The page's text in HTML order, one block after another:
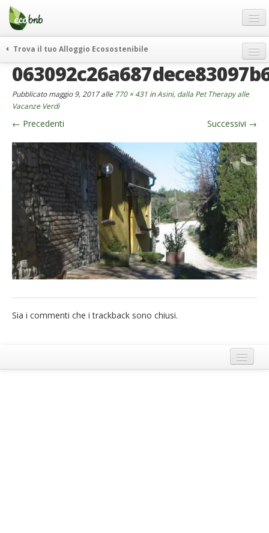
Menu
Salta
contenuto
Offerte Speciali
Regali
FAQ
Chi Siamo
Partner
Contatti
Italiano
German
English
Spanish
Italiano
Trova il tuo Alloggio Ecosostenibile
weekend green
curiosità
vivere e viaggiare verde
news ed eventi
ecohotel
rassegna stampa
Pubblicatomaggio 9, 2017alle 770 × 431 inAsini, dalla Pet Therapy alle
Vacanze Verdi
← Precedenti Successivi →
Sia i commenti che i trackback sono chiusi.